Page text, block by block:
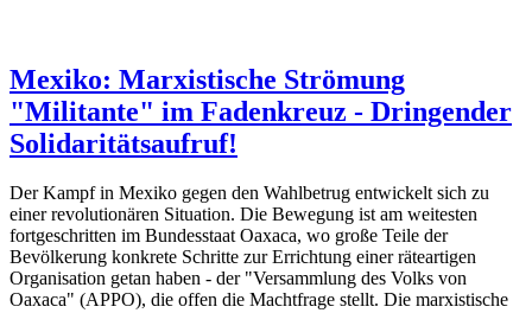
Mexiko: Marxistische Strömung
"Militante" im Fadenkreuz - Dringender
Solidaritätsaufruf!
Der Kampf in Mexiko gegen den Wahlbetrug entwickelt sich zu
einer revolutionären Situation. Die Bewegung ist am weitesten
fortgeschritten im Bundesstaat Oaxaca, wo große Teile der
Bevölkerung konkrete Schritte zur Errichtung einer räteartigen
Organisation getan haben - der "Versammlung des Volks von
Oaxaca" (APPO), die offen die Machtfrage stellt. Die marxistische